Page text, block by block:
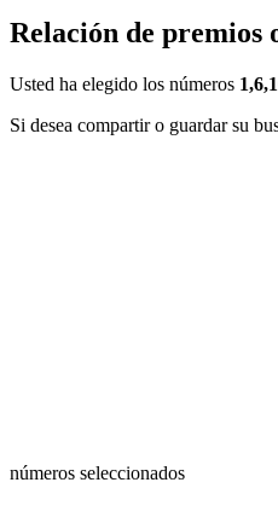
Relación de premios
Usted ha elegido los números
Si desea compartir o guardar su
números seleccionados